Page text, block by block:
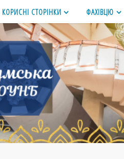
КОРИСНІ СТОРІНКИ ФАХІВЦЮ